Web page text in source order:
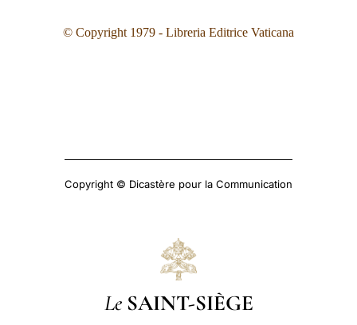
© Copyright 1979 - Libreria Editrice Vaticana
Copyright © Dicastère pour la Communication
Le SAINT-SIÈGE